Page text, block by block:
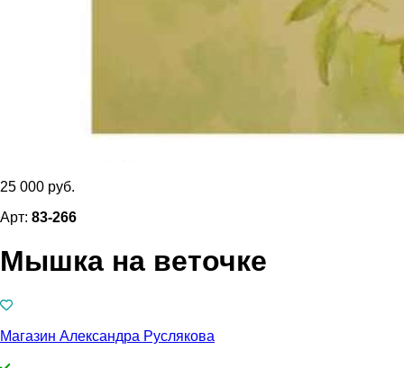
25 000 руб.
Арт: 83-266
Мышка на веточке
Магазин Александра Руслякова